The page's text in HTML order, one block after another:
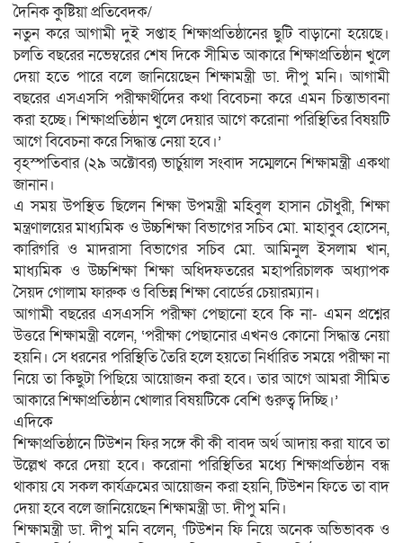
দৈনিক কুষ্টিয়া প্রতিবেদক/
নতুন করে আগামী দুই সপ্তাহ শিক্ষাপ্রতিষ্ঠানের ছুটি বাড়ানো হয়েছে।
চলতি বছরের নভেম্বরের শেষ দিকে সীমিত আকারে শিক্ষাপ্রতিষ্ঠান খুলে
দেয়া হতে পারে বলে জানিয়েছেন শিক্ষামন্ত্রী ডা. দীপু মনি। আগামী
বছরের এসএসসি পরীক্ষার্থীদের কথা বিবেচনা করে এমন চিন্তাভাবনা
করা হচ্ছে। শিক্ষাপ্রতিষ্ঠান খুলে দেয়ার আগে করোনা পরিস্থিতির বিষয়টি
আগে বিবেচনা করে সিদ্ধান্ত নেয়া হবে।’
বৃহস্পতিবার (২৯ অক্টোবর) ভার্চুয়াল সংবাদ সম্মেলনে শিক্ষামন্ত্রী একথা
জানান।
এ সময় উপস্থিত ছিলেন শিক্ষা উপমন্ত্রী মহিবুল হাসান চৌধুরী, শিক্ষা
মন্ত্রণালয়ের মাধ্যমিক ও উচ্চশিক্ষা বিভাগের সচিব মো. মাহাবুব হোসেন,
কারিগরি ও মাদরাসা বিভাগের সচিব মো. আমিনুল ইসলাম খান,
মাধ্যমিক ও উচ্চশিক্ষা শিক্ষা অধিদফতরের মহাপরিচালক অধ্যাপক
সৈয়দ গোলাম ফারুক ও বিভিন্ন শিক্ষা বোর্ডের চেয়ারম্যান।
আগামী বছরের এসএসসি পরীক্ষা পেছানো হবে কি না- এমন প্রশ্নের
উত্তরে শিক্ষামন্ত্রী বলেন, ‘পরীক্ষা পেছানোর এখনও কোনো সিদ্ধান্ত নেয়া
হয়নি। সে ধরনের পরিস্থিতি তৈরি হলে হয়তো নির্ধারিত সময়ে পরীক্ষা না
নিয়ে তা কিছুটা পিছিয়ে আয়োজন করা হবে। তার আগে আমরা সীমিত
আকারে শিক্ষাপ্রতিষ্ঠান খোলার বিষয়টিকে বেশি গুরুত্ব দিচ্ছি।’
এদিকে
শিক্ষাপ্রতিষ্ঠানে টিউশন ফির সঙ্গে কী কী বাবদ অর্থ আদায় করা যাবে তা
উল্লেখ করে দেয়া হবে। করোনা পরিস্থিতির মধ্যে শিক্ষাপ্রতিষ্ঠান বন্ধ
থাকায় যে সকল কার্যক্রমের আয়োজন করা হয়নি, টিউশন ফিতে তা বাদ
দেয়া হবে বলে জানিয়েছেন শিক্ষামন্ত্রী ডা. দীপু মনি।
শিক্ষামন্ত্রী ডা. দীপু মনি বলেন, ‘টিউশন ফি নিয়ে অনেক অভিভাবক ও